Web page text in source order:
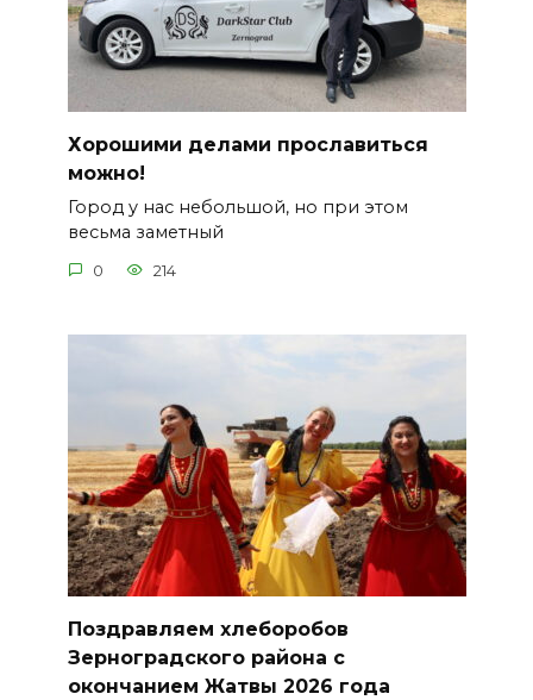
Хорошими делами прославиться
можно!
Город у нас небольшой, но при этом
весьма заметный
0 214
Поздравляем хлеборобов
Зерноградского района с
окончанием Жатвы 2026 года